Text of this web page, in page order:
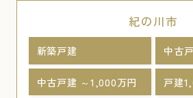
紀の川市
新築戸建 中古
中古戸建 ～1,000万円 戸建